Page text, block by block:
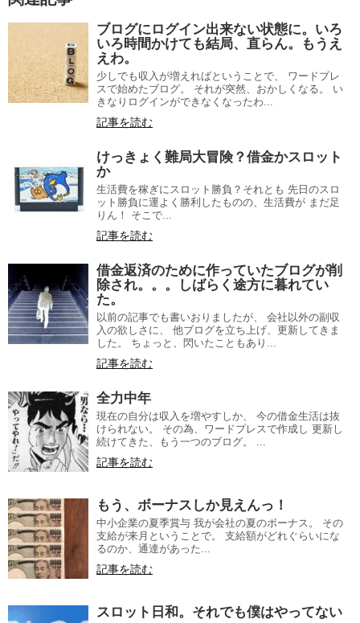
ブログにログイン出来ない状態に。いろ
いろ時間かけても結局、直らん。もうえ
えわ。
少しでも収入が増えればということで、 ワードプレ
スで始めたブログ。 それが突然、おかしくなる。 い
きなりログインができなくなったわ...
記事を読む
けっきょく難局大冒険？借金かスロット
か
生活費を稼ぎにスロット勝負？それとも 先日のスロ
ット勝負に運よく勝利したものの、生活費が まだ足
りん！ そこで...
記事を読む
借金返済のために作っていたブログが削
除され。。。しばらく途方に暮れてい
た。
以前の記事でも書いおりましたが、 会社以外の副収
入の欲しさに、 他ブログを立ち上げ、更新してきま
した。 ちょっと、閃いたこともあり...
記事を読む
全力中年
現在の自分は収入を増やすしか、 今の借金生活は抜
けられない。 その為、ワードプレスで作成し 更新し
続けてきた、もう一つのブログ。 ...
記事を読む
もう、ボーナスしか見えんっ！
中小企業の夏季賞与 我が会社の夏のボーナス。 その
支給が来月ということで。 支給額がどれぐらいにな
るのか、通達があった...
記事を読む
スロット日和。それでも僕はやってない